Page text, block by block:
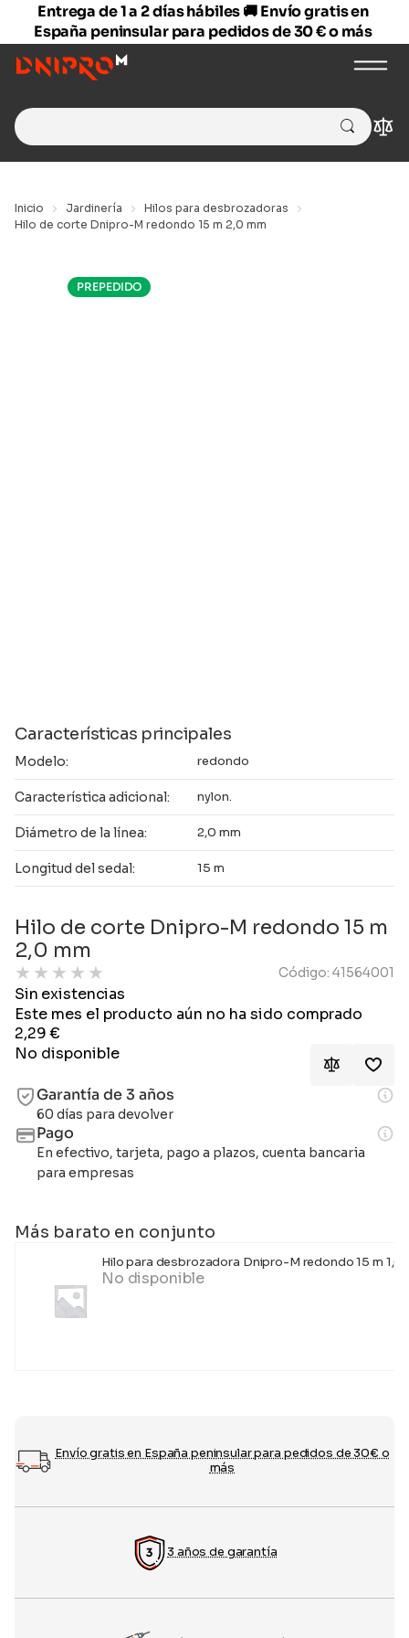
Entrega de 1 a 2 días hábiles 🚚 Envío gratis en
España peninsular para pedidos de 30 € o más
Search
for:
Inicio Jardinería
Hilos para desbrozadoras
Hilo de corte Dnipro-M redondo 15 m 2,0 mm
PREPEDIDO
Características principales
Modelo: redondo
Característica adicional: nylon.
Diámetro de la línea: 2,0 mm
Longitud del sedal: 15 m
Hilo de corte Dnipro-M redondo 15 m
2,0 mm
★ ★ ★ ★ ★ Código: 41564001
Sin existencias
Este mes el producto aún no ha sido comprado
2,29€
No disponible
Garantía de 3 años
60 días para devolver
Pago
En efectivo, tarjeta, pago a plazos, cuenta bancaria
para empresas
Más barato en conjunto
Hilo para desbrozadora Dnipro-M redondo 15 m 1,6
No disponible
Envío gratis en España peninsular para pedidos de 30€ o
más
3 años de garantía